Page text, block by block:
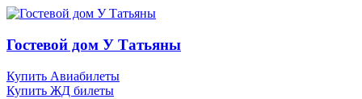
Гостевой дом У Татьяны
Купить Авиабилеты
Купить ЖД билеты